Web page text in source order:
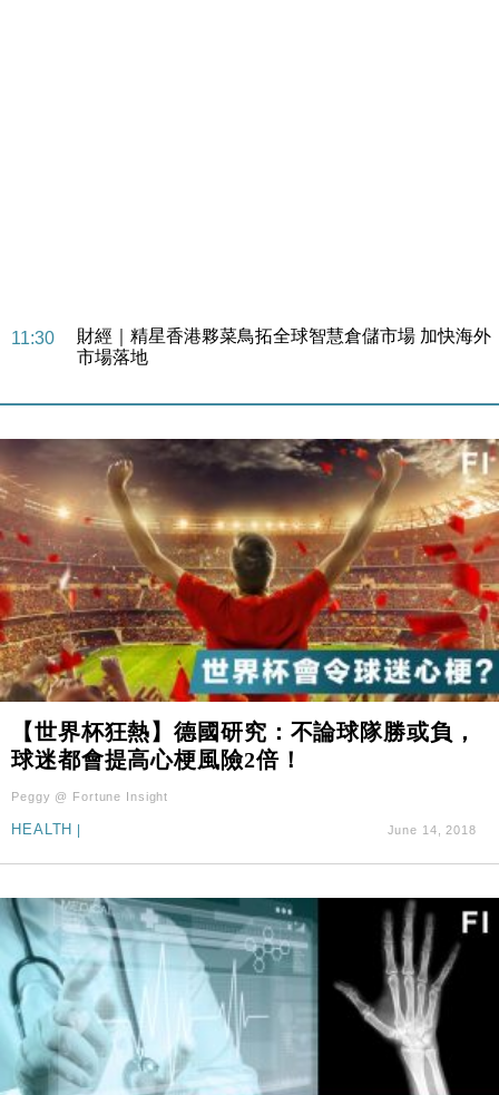
14:50
地產｜大酒店中期轉賺2300萬元 斥21億翻新香港及
東京半島
12:30
財經｜香港7月PMI回落至51 企業擴張放慢兼縮減人
手
11:40
財經｜黑石傳再籌逾360億美元 支援Anthropic租用
Google晶片
10:57
財經｜美商務部擬擴大金屬關稅範圍 14類產品或加徵
25%
18:15
本地｜新世界K11 9月升級會員制度 增鉑金卡級別鎖
定高消費客群
17:40
財經｜本港6月零售額連升14個月 珠寶鐘錶銷售升勢
最強
16:33
財經｜滙控重啟最多10億美元回購 派息比率目標維持
50%
司
財經｜精星香港夥菜鳥拓全球智慧倉儲市場 加快海外
市場落地
14:50
地產｜大酒店中期轉賺2300萬元 斥21億翻新香港及
東京半島
13:12
國際｜特朗普赴洛杉磯高球場活動前 男子攜槍彈被捕
12:30
財經｜香港7月PMI回落至51 企業擴張放慢兼縮減人
手
11:40
財經｜黑石傳再籌逾360億美元 支援Anthropic租用
Google晶片
【世界杯狂熱】德國研究：不論球隊勝或負，
球迷都會提高心梗風險2倍！
Peggy @ Fortune Insight
HEALTH June 14, 2018